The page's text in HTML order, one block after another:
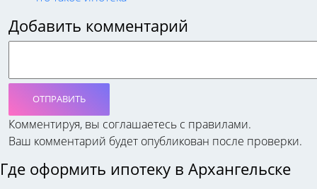
Добавить комментарий
ОТПРАВИТЬ
Комментируя, вы соглашаетесь c правилами.
Ваш комментарий будет опубликован после проверки.
Где оформить ипотеку в Архангельске